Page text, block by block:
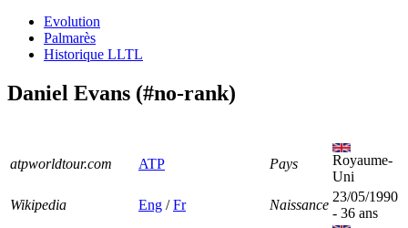
Evolution
Palmarès
Historique LLTL
Daniel Evans (#no-rank)
atpworldtour.com ATP Pays
Royaume-
Uni
Wikipedia
Eng /Fr Naissance
23/05/1990
- 36 ans